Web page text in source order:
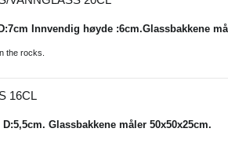
Innvendig høyde :6cm.Glassbakkene
the rocks.
16CL
D:5,5cm. Glassbakkene måler 50x50x25cm.